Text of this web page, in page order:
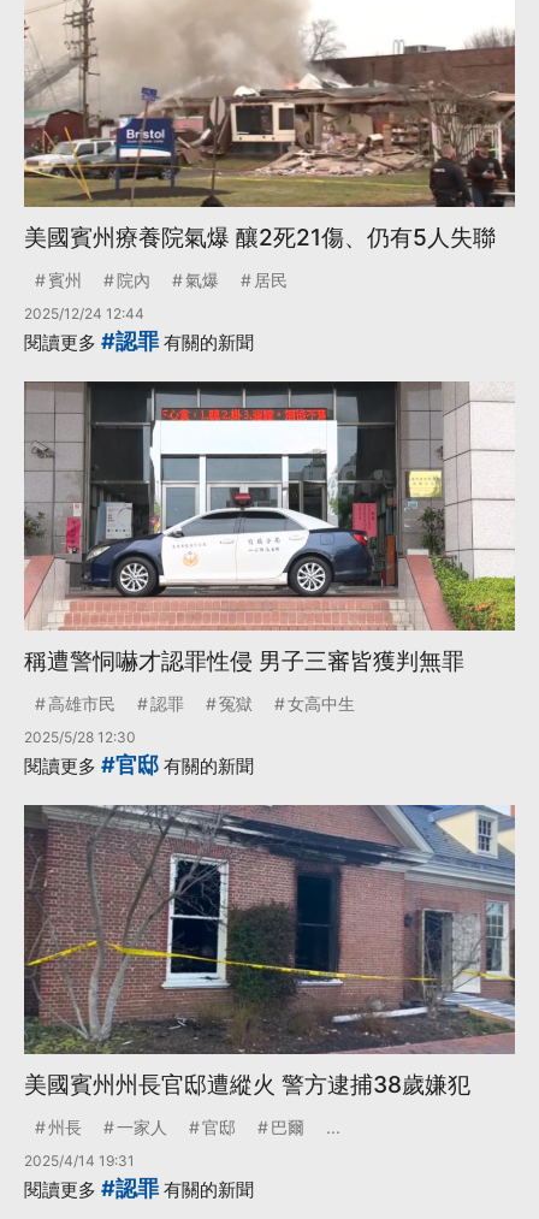
美國賓州療養院氣爆 釀2死21傷、仍有5人失聯
賓州 院內 氣爆 居民
2025/12/24 12:44
閱讀更多 #認罪 有關的新聞
稱遭警恫嚇才認罪性侵 男子三審皆獲判無罪
高雄市民 認罪 冤獄 女高中生
2025/5/28 12:30
閱讀更多 #官邸 有關的新聞
美國賓州州長官邸遭縱火 警方逮捕38歲嫌犯
州長 一家人 官邸 巴爾 ...
2025/4/14 19:31
閱讀更多 #認罪 有關的新聞